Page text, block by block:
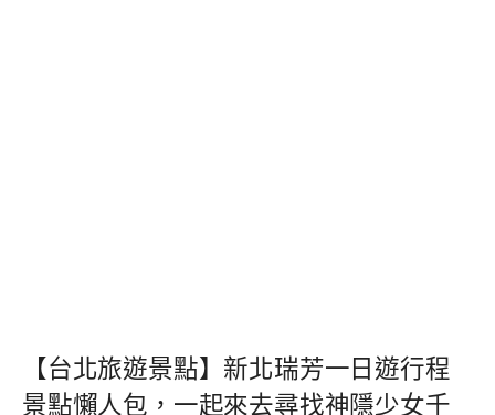
【台北旅遊景點】新北瑞芳一日遊行程
景點懶人包，一起來去尋找神隱少女千